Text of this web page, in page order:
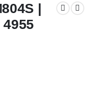
|
4955